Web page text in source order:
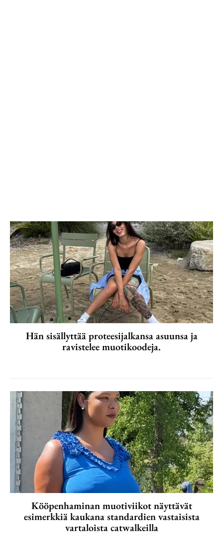
Hän sisällyttää proteesijalkansa asuunsa ja
ravistelee muotikoodeja.
Kööpenhaminan muotiviikot näyttävät
esimerkkiä kaukana standardien vastaisista
vartaloista catwalkeilla